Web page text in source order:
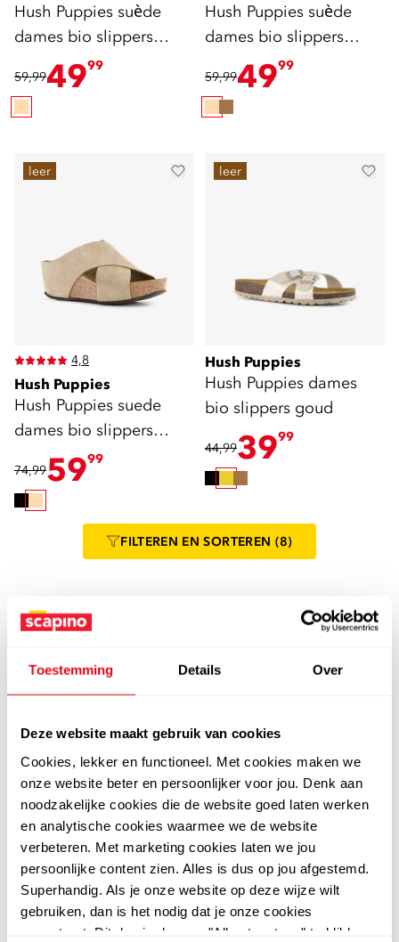
Toestemming Details Over
Deze website maakt gebruik van cookies
Cookies, lekker en functioneel. Met cookies maken we
onze website beter en persoonlijker voor jou. Denk aan
noodzakelijke cookies die de website goed laten werken
en analytische cookies waarmee we de website
verbeteren. Met marketing cookies laten we jou
persoonlijke content zien. Alles is dus op jou afgestemd.
Superhandig. Als je onze website op deze wijze wilt
gebruiken, dan is het nodig dat je onze cookies
accepteert. Dit doe je door op "Alles toestaan" te klikken.
Hush Puppies suède
dames bio slippers
beige
59,994999
Hush Puppies suède
dames bio slippers
beige
59,994999
leer
4,8
Hush Puppies
Hush Puppies suede
dames bio slippers
beige
74,995999
leer
Hush Puppies
Hush Puppies dames
bio slippers goud
44,993999
FILTEREN EN SORTEREN (8)
uitstekende keuze voor wie waarde hecht aan kwaliteit
en ondersteuning tijdens het lopen. Deze slippers
combineren het natuurlijke ademende vermogen van
leer met de ergonomische voordelen van een gevormd
voetbed, wat resulteert in een aangename ervaring voor
je voeten. Het voetbed zorgt ervoor dat je voet in de
juiste positie blijft, wat vermoeidheid vermindert en
bijdraagt aan een betere houding. Deze slippers zijn
ideaal voor dagelijks gebruik, of je nu een wandeling
maakt of gewoon thuis ontspant. Dankzij het gebruik van